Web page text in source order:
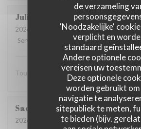
de verzameling
'Noodzakelijke'
verplicht en
standaard
Andere optionele
vereisen uw
Deze optionele
worden gebruikt om
navigatie te
sitepubliek te meten,
te bieden (bijv.
Julien
2026-07-16
- 20:00 - Gasten 2
Service
Atmosfeer : 5/5 Keuken: 5 /5
Tout est excellent Beaucoup de goût et
Sacha
2026-07-15
- 13:00 - Gasten 3